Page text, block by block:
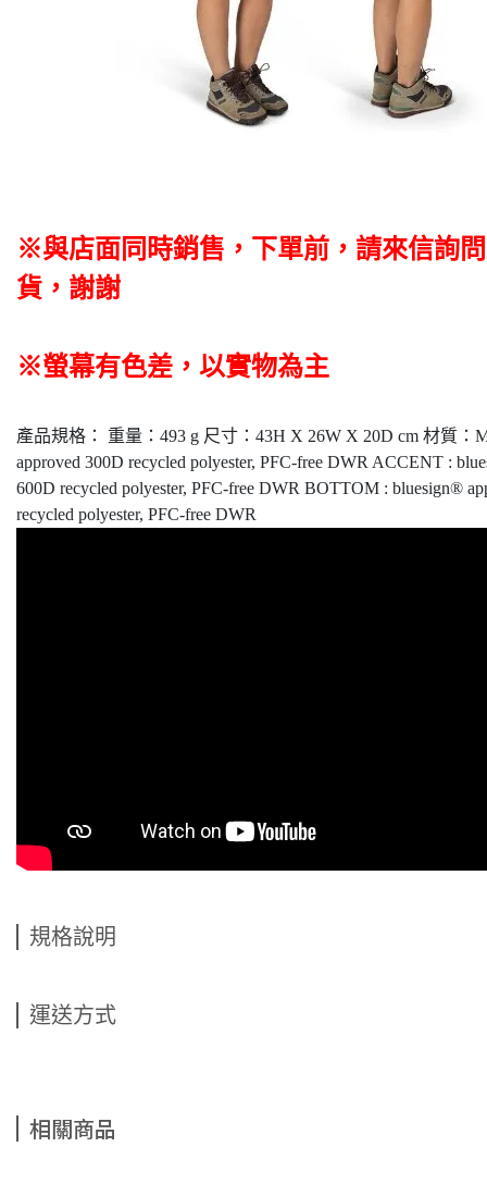
※與店面同時銷售 ， 下單前 ， 請來信詢
貨，謝謝
※螢幕有色差，以實物為主
產品規格： 重量：493 g 尺寸：43H X 26W X 20D cm 材質：
approved 300D recycled polyester, PFC-free DWR ACCENT :
600D recycled polyester, PFC-free DWR BOTTOM : bluesign®
recycled polyester, PFC-free DWR
規格說明
運送方式
相關商品